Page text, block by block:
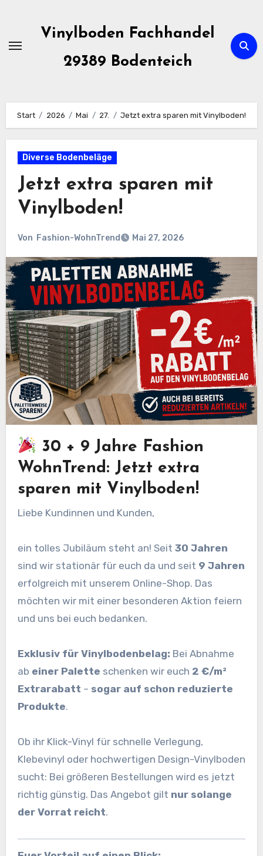
springen
Vinylboden Fachhandel
29389 Bodenteich
Start 2026 Mai 27. Jetzt extra sparen mit Vinylboden!
Diverse Bodenbeläge
Jetzt extra sparen mit
Vinylboden!
Von Fashion-WohnTrend Mai 27, 2026
30 + 9 Jahre Fashion
WohnTrend: Jetzt extra
sparen mit Vinylboden!
Liebe Kundinnen und Kunden,
ein tolles Jubiläum steht an! Seit 30 Jahren
sind wir stationär für euch da und seit 9 Jahren
erfolgreich mit unserem Online-Shop. Das
möchten wir mit einer besonderen Aktion feiern
und uns bei euch bedanken.
Exklusiv für Vinylbodenbelag: Bei Abnahme
ab einer Palette schenken wir euch 2 €/m²
Extrarabatt – sogar auf schon reduzierte
Produkte.
Ob ihr Klick-Vinyl für schnelle Verlegung,
Klebevinyl oder hochwertigen Design-Vinylboden
sucht: Bei größeren Bestellungen wird es jetzt
richtig günstig. Das Angebot gilt nur solange
der Vorrat reicht.